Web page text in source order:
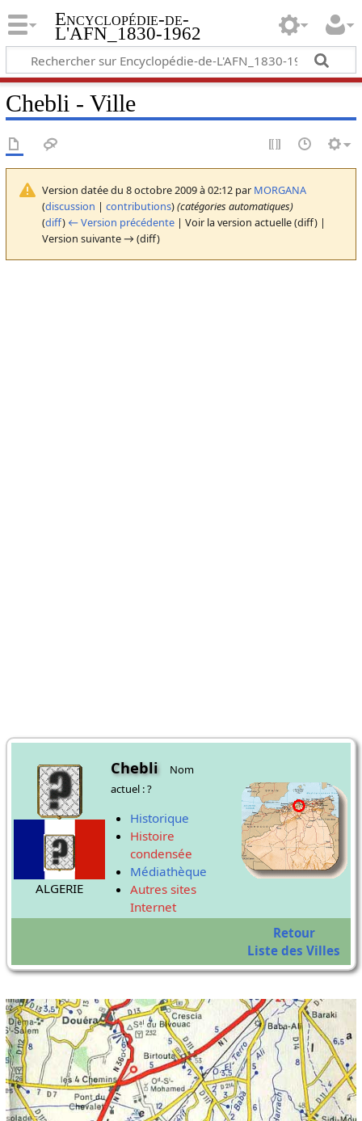
Encyclopédie-de-
L'AFN_1830-1962
Chebli - Ville
Version datée du 8 octobre 2009 à 02:12 par MORGANA
(discussion | contributions)(catégories automatiques)
(diff) ← Version précédente| Voir la version actuelle (diff) |
Version suivante → (diff)
ALGERIE
Chebli
Nom
actuel : ?
Historique
Histoire
condensée
Médiathèque
Autres sites
Internet
Retour
Liste des Villes